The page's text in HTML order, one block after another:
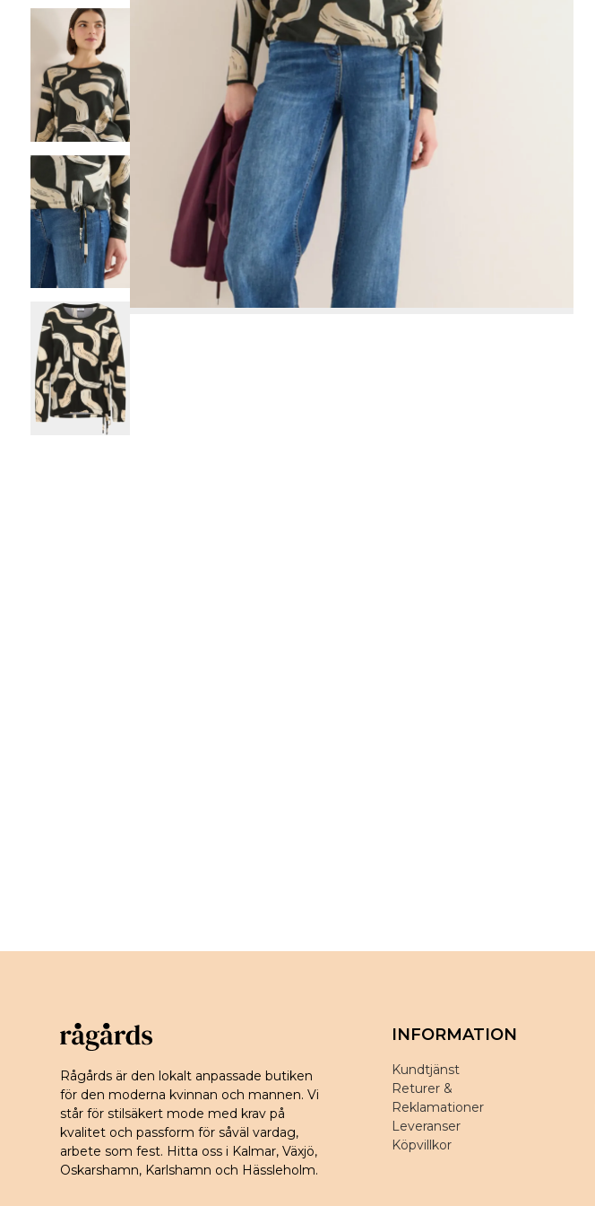
Rågårds är den lokalt anpassade butiken
för den moderna kvinnan och mannen. Vi
står för stilsäkert mode med krav på
kvalitet och passform för såväl vardag,
arbete som fest. Hitta oss i Kalmar, Växjö,
Oskarshamn, Karlshamn och Hässleholm.
INFORMATION
Kundtjänst
Returer &
Reklamationer
Leveranser
Köpvillkor